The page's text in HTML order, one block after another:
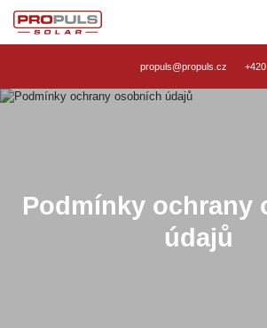
propuls@propuls.cz
Podmínky ochrany
údajů